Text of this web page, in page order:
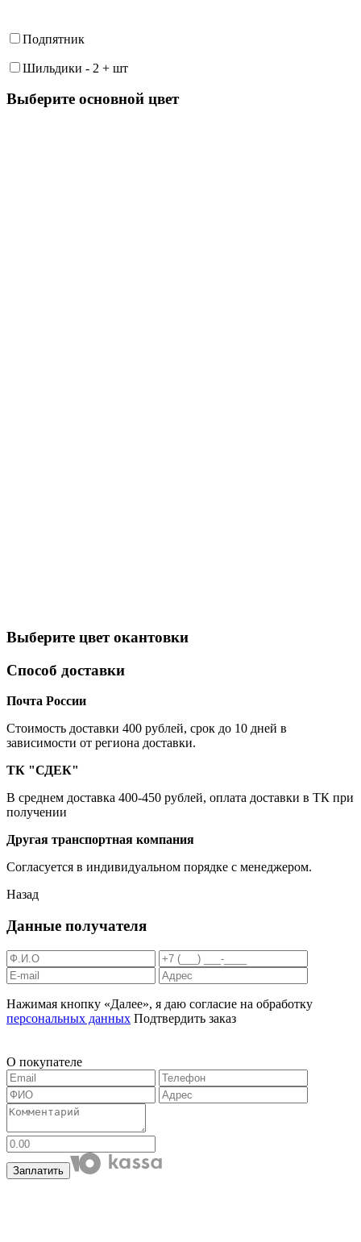
Подпятник
Шильдики - 2 + шт
Выберите oсновной цвет
Выберите цвет окантовки
Способ доставки
Почта России
Cтоимость доставки 400 рублей, срок до 10 дней в
зависимости от региона доставки.
ТК "СДЕК"
В среднем доставка 400-450 рублей, оплата доставки в ТК при
получении
Другая транспортная компания
Согласуется в индивидуальном порядке с менеджером.
Назад
Данные получателя
Нажимая кнопку «Далее», я даю согласие на обработку
персональных данных Подтвердить заказ
О покупателе
Заплатить